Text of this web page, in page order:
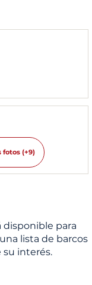
Ver las fotos (+9)
disponible para
lista de barcos
su interés.